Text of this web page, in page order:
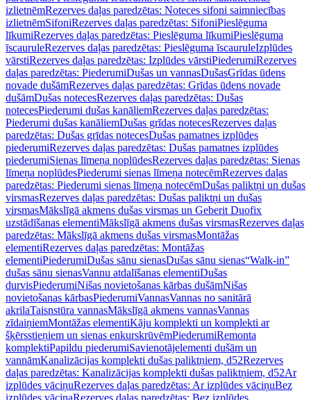
izlietnēmRezerves daļas paredzētas: Noteces sifoni saimniecības
izlietnēmSifoniRezerves daļas paredzētas: SifoniPieslēguma
līkumiRezerves daļas paredzētas: Pieslēguma līkumiPieslēguma
īscauruleRezerves daļas paredzētas: Pieslēguma īscauruleIzplūdes
vārstiRezerves daļas paredzētas: Izplūdes vārstiPiederumiRezerves
daļas paredzētas: PiederumiDušas un vannasDušasGrīdas ūdens
novade dušāmRezerves daļas paredzētas: Grīdas ūdens novade
dušāmDušas notecesRezerves daļas paredzētas: Dušas
notecesPiederumi dušas kanāliemRezerves daļas paredzētas:
Piederumi dušas kanāliemDušas grīdas notecesRezerves daļas
paredzētas: Dušas grīdas notecesDušas pamatnes izplūdes
piederumiRezerves daļas paredzētas: Dušas pamatnes izplūdes
piederumiSienas līmeņa noplūdesRezerves daļas paredzētas: Sienas
līmeņa noplūdesPiederumi sienas līmeņa notecēmRezerves daļas
paredzētas: Piederumi sienas līmeņa notecēmDušas paliktņi un dušas
virsmasRezerves daļas paredzētas: Dušas paliktņi un dušas
virsmasMākslīgā akmens dušas virsmas un Geberit Duofix
uzstādīšanas elementiMākslīgā akmens dušas virsmasRezerves daļas
paredzētas: Mākslīgā akmens dušas virsmasMontāžas
elementiRezerves daļas paredzētas: Montāžas
elementiPiederumiDušas sānu sienasDušas sānu sienas“Walk-in”
dušas sānu sienasVannu atdalīšanas elementiDušas
durvisPiederumiNišas novietošanas kārbas dušāmNišas
novietošanas kārbasPiederumiVannasVannas no sanitārā
akrilaTaisnstūra vannasMākslīgā akmens vannasVannas
zīdaiņiemMontāžas elementiKāju komplekti un komplekti ar
šķērsstieņiem un sienas enkurskrūvēmPiederumiRemonta
komplektiPapildu piederumiSavienotājelementi dušām un
vannāmKanalizācijas komplekti dušas paliktņiem, d52Rezerves
daļas paredzētas: Kanalizācijas komplekti dušas paliktņiem, d52Ar
izplūdes vāciņuRezerves daļas paredzētas: Ar izplūdes vāciņuBez
izplūdes vāciņaRezerves daļas paredzētas: Bez izplūdes